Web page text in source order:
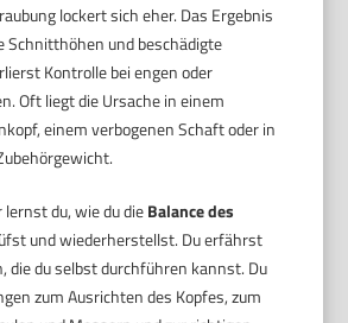
lockert sich eher. Das Ergebnis
Schnitthöhen und beschädigte
Kontrolle bei engen oder
Oft liegt die Ursache in einem
einem verbogenen Schaft oder in
du, wie du dieBalance des
und wiederherstellst. Du erfährst
die du selbst durchführen kannst. Du
zum Ausrichten des Kopfes, zum